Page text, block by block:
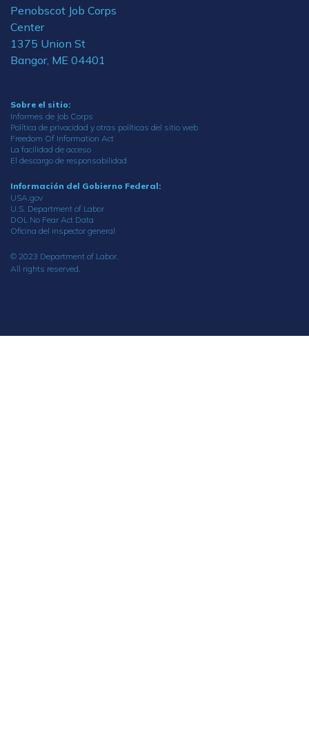
Penobscot Job Corps
Center
1375 Union St
Bangor, ME 04401
Sobre el sitio:
Informes de Job Corps
Política de privacidad y otras políticas del sitio web
Freedom Of Information Act
La facilidad de acceso
El descargo de responsabilidad
Información del Gobierno Federal:
USA.gov
U.S. Department of Labor
DOL No Fear Act Data
Oficina del inspector general
© 2023 Department of Labor.
All rights reserved.